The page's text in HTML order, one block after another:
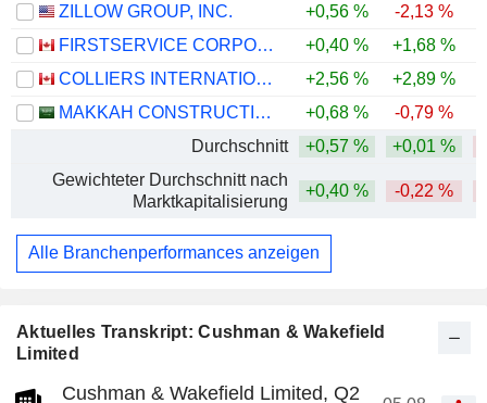
Aktuelles Transkript: Cushman & Wakefield
Limited
Cushman & Wakefield Limited, Q2
ZILLOW GROUP, INC.
+0,56 % -2,13 %
FIRSTSERVICE CORPORATION
+0,40 % +1,68 %
COLLIERS INTERNATIONAL GROUP INC.
+2,56 % +2,89 %
MAKKAH CONSTRUCTION AND DEVELOPMENT COMPANY
+0,68 % -0,79 %
Durchschnitt
+0,57 % +0,01 %
Gewichteter Durchschnitt nach
Marktkapitalisierung
+0,40 % -0,22 %
Alle Branchenperformances anzeigen